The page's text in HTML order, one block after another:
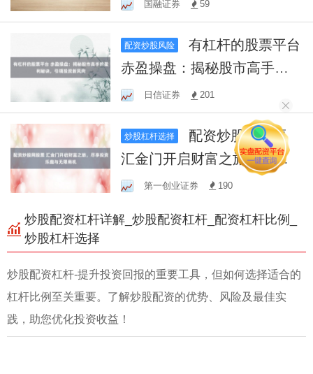
择！
国融证券 59
配资炒股风险
有杠杆的股票平台
赤盈操盘：揭秘股市高手的
盈利秘诀，引领投资新风向
日信证券 201
炒股杠杆选择
汇金门开启财富之旅，尽享
投资乐趣与无限商机
第一创业证券 190
炒股配资杠杆详解_炒股配资杠杆_配资杠杆比例_
炒股杠杆选择
炒股配资杠杆-提升投资回报的重要工具，但如何选择适合的
杠杆比例至关重要。了解炒股配资的优势、风险及最佳实
践，助您优化投资收益！